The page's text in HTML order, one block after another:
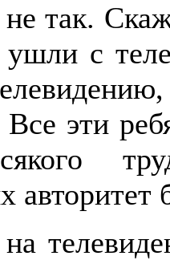
так.
с
эти